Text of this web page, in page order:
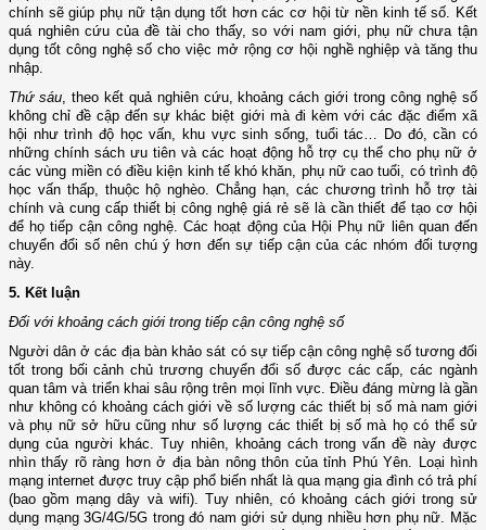
chính sẽ giúp phụ nữ tận dụng tốt hơn các cơ hội từ nền kinh tế số. Kết
quá nghiên cứu của đề tài cho thấy, so với nam giới, phụ nữ chưa tận
dụng tốt công nghệ số cho việc mở rộng cơ hội nghề nghiệp và tăng thu
nhập.
Thứ sáu, theo kết quả nghiên cứu, khoảng cách giới trong công nghệ số
không chỉ đề cập đến sự khác biệt giới mà đi kèm với các đặc điểm xã
hội như trình độ học vấn, khu vực sinh sống, tuổi tác… Do đó, cần có
những chính sách ưu tiên và các hoạt động hỗ trợ cụ thể cho phụ nữ ở
các vùng miền có điều kiện kinh tế khó khăn, phụ nữ cao tuổi, có trình độ
học vấn thấp, thuộc hộ nghèo. Chẳng hạn, các chương trình hỗ trợ tài
chính và cung cấp thiết bị công nghệ giá rẻ sẽ là cần thiết để tạo cơ hội
để họ tiếp cận công nghệ. Các hoạt động của Hội Phụ nữ liên quan đến
chuyển đổi số nên chú ý hơn đến sự tiếp cận của các nhóm đối tượng
này.
5. Kết luận
Đối với khoảng cách giới trong tiếp cận công nghệ số
Người dân ở các địa bàn khảo sát có sự tiếp cận công nghệ số tương đối
tốt trong bối cảnh chủ trương chuyển đổi số được các cấp, các ngành
quan tâm và triển khai sâu rộng trên mọi lĩnh vực. Điều đáng mừng là gần
như không có khoảng cách giới về số lượng các thiết bị số mà nam giới
và phụ nữ sở hữu cũng như số lượng các thiết bị số mà họ có thể sử
dụng của người khác. Tuy nhiên, khoảng cách trong vấn đề này được
nhìn thấy rõ ràng hơn ở địa bàn nông thôn của tỉnh Phú Yên. Loại hình
mạng internet được truy cập phổ biến nhất là qua mạng gia đình có trả phí
(bao gồm mạng dây và wifi). Tuy nhiên, có khoảng cách giới trong sử
dụng mạng 3G/4G/5G trong đó nam giới sử dụng nhiều hơn phụ nữ. Mặc